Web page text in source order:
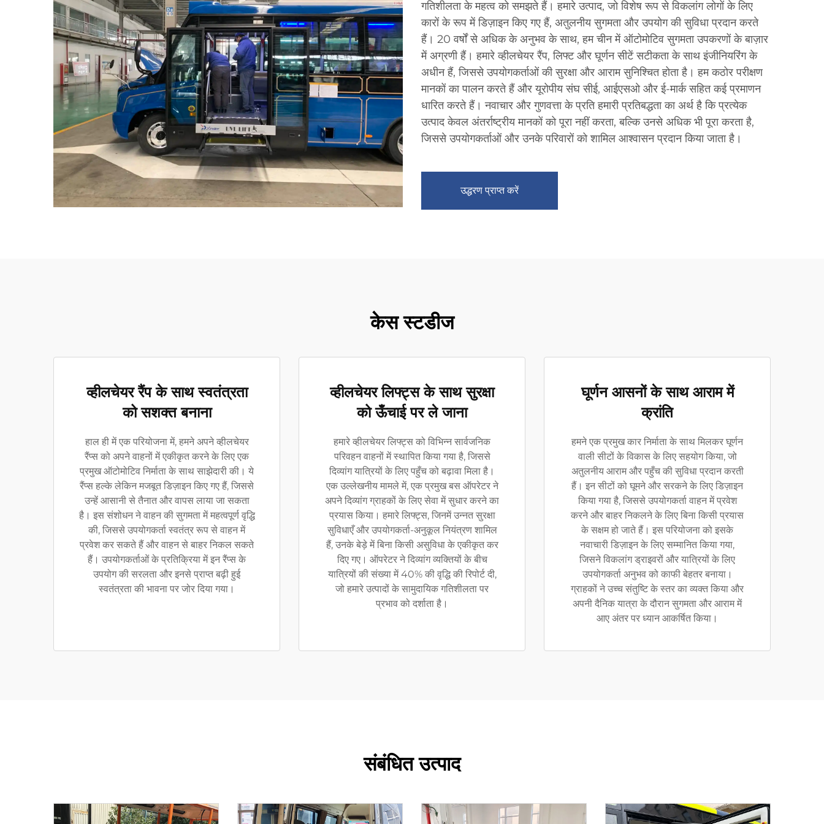
गतिशीलता के महत्व को समझते हैं। हमारे उत्पाद, जो विशेष रूप से विकलांग लोगों के लिए
कारों के रूप में डिज़ाइन किए गए हैं, अतुलनीय सुगमता और उपयोग की सुविधा प्रदान करते
हैं। 20 वर्षों से अधिक के अनुभव के साथ, हम चीन में ऑटोमोटिव सुगमता उपकरणों के बाज़ार
में अग्रणी हैं। हमारे व्हीलचेयर रैंप, लिफ्ट और घूर्णन सीटें सटीकता के साथ इंजीनियरिंग के
अधीन हैं, जिससे उपयोगकर्ताओं की सुरक्षा और आराम सुनिश्चित होता है। हम कठोर परीक्षण
मानकों का पालन करते हैं और यूरोपीय संघ सीई, आईएसओ और ई-मार्क सहित कई प्रमाणन
धारित करते हैं। नवाचार और गुणवत्ता के प्रति हमारी प्रतिबद्धता का अर्थ है कि प्रत्येक
उत्पाद केवल अंतर्राष्ट्रीय मानकों को पूरा नहीं करता, बल्कि उनसे अधिक भी पूरा करता है,
जिससे उपयोगकर्ताओं और उनके परिवारों को शामिल आश्वासन प्रदान किया जाता है।
उद्धरण प्राप्त करें
केस स्टडीज
व्हीलचेयर रैंप के साथ स्वतंत्रता
को सशक्त बनाना
हाल ही में एक परियोजना में, हमने अपने व्हीलचेयर
रैंप्स को अपने वाहनों में एकीकृत करने के लिए एक
प्रमुख ऑटोमोटिव निर्माता के साथ साझेदारी की। ये
रैंप्स हल्के लेकिन मजबूत डिज़ाइन किए गए हैं, जिससे
उन्हें आसानी से तैनात और वापस लाया जा सकता
है। इस संशोधन ने वाहन की सुगमता में महत्वपूर्ण वृद्धि
की, जिससे उपयोगकर्ता स्वतंत्र रूप से वाहन में
प्रवेश कर सकते हैं और वाहन से बाहर निकल सकते
हैं। उपयोगकर्ताओं के प्रतिक्रिया में इन रैंप्स के
उपयोग की सरलता और इनसे प्राप्त बढ़ी हुई
स्वतंत्रता की भावना पर जोर दिया गया।
व्हीलचेयर लिफ्ट्स के साथ सुरक्षा
को ऊँचाई पर ले जाना
हमारे व्हीलचेयर लिफ्ट्स को विभिन्न सार्वजनिक
परिवहन वाहनों में स्थापित किया गया है, जिससे
दिव्यांग यात्रियों के लिए पहुँच को बढ़ावा मिला है।
एक उल्लेखनीय मामले में, एक प्रमुख बस ऑपरेटर ने
अपने दिव्यांग ग्राहकों के लिए सेवा में सुधार करने का
प्रयास किया। हमारे लिफ्ट्स, जिनमें उन्नत सुरक्षा
सुविधाएँ और उपयोगकर्ता-अनुकूल नियंत्रण शामिल
हैं, उनके बेड़े में बिना किसी असुविधा के एकीकृत कर
दिए गए। ऑपरेटर ने दिव्यांग व्यक्तियों के बीच
यात्रियों की संख्या में 40% की वृद्धि की रिपोर्ट दी,
जो हमारे उत्पादों के सामुदायिक गतिशीलता पर
प्रभाव को दर्शाता है।
घूर्णन आसनों के साथ आराम में
क्रांति
हमने एक प्रमुख कार निर्माता के साथ मिलकर घूर्णन
वाली सीटों के विकास के लिए सहयोग किया, जो
अतुलनीय आराम और पहुँच की सुविधा प्रदान करती
हैं। इन सीटों को घूमने और सरकने के लिए डिज़ाइन
किया गया है, जिससे उपयोगकर्ता वाहन में प्रवेश
करने और बाहर निकलने के लिए बिना किसी प्रयास
के सक्षम हो जाते हैं। इस परियोजना को इसके
नवाचारी डिज़ाइन के लिए सम्मानित किया गया,
जिसने विकलांग ड्राइवरों और यात्रियों के लिए
उपयोगकर्ता अनुभव को काफी बेहतर बनाया।
ग्राहकों ने उच्च संतुष्टि के स्तर का व्यक्त किया और
अपनी दैनिक यात्रा के दौरान सुगमता और आराम में
आए अंतर पर ध्यान आकर्षित किया।
संबंधित उत्पाद